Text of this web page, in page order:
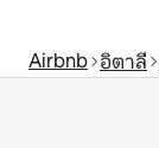
Airbnb อิตาลี